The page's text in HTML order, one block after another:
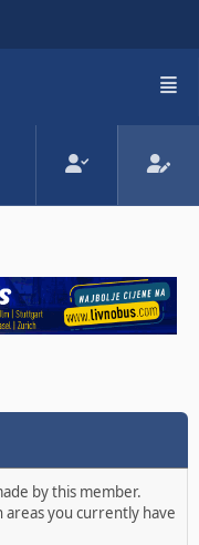
by this member.
areas you currently have